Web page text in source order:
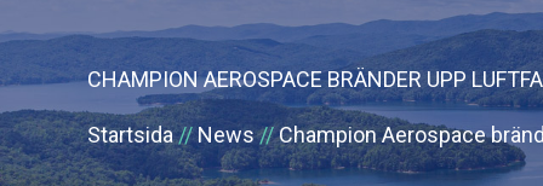
CHAMPION AEROSPACE BRÄNDER UPP
Du är här:
Startsida News Champion Aerospace